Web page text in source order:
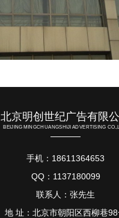
北京明创世纪广告有限
BEIJING MINGCHUANGSHIJI ADVERTISING
手机：18611364653
QQ：1137180099
联系人：张先生
地 址：北京市朝阳区西柳巷